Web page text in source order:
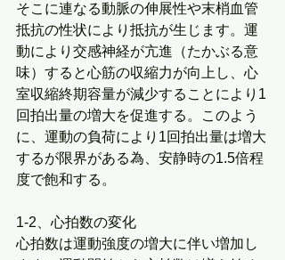
そこに連なる動脈の伸展性や末梢血管
抵抗の性状により抵抗が生じます。運
動により交感神経が亢進（たかぶる意
味）すると心筋の収縮力が向上し、心
室収縮終期容量が減少することにより1
回拍出量の増大を促進する。このよう
に、運動の負荷により1回拍出量は増大
するが限界がある為、安静時の1.5倍程
度で飽和する。
1-2、心拍数の変化
心拍数は運動強度の増大に伴い増加し